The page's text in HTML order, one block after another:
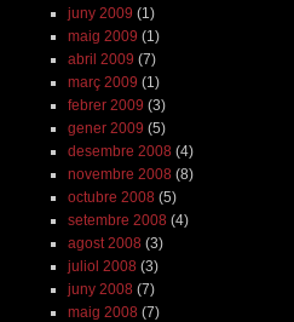
juny 2009 (1)
maig 2009 (1)
abril 2009 (7)
març 2009 (1)
febrer 2009 (3)
gener 2009 (5)
desembre 2008 (4)
novembre 2008 (8)
octubre 2008 (5)
setembre 2008 (4)
agost 2008 (3)
juliol 2008 (3)
juny 2008 (7)
maig 2008 (7)